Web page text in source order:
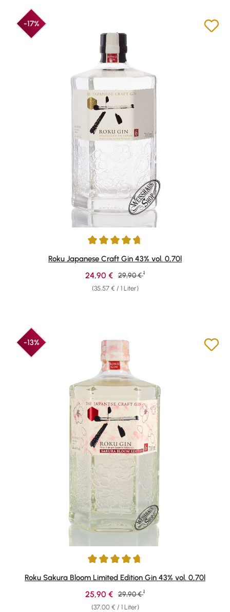
-17%
Durchschnittliche Bewertung von 4.78 von 5 Sternen
Roku Japanese Craft Gin 43% vol. 0,70l
(35,57 € / 1 Liter)
Verkaufspreis:
24,90 € Regulärer Preis:
29,90 € 1
-13%
Durchschnittliche Bewertung von 4.73 von 5 Sternen
Roku Sakura Bloom Limited Edition Gin 43% vol. 0,70l
(37,00 € / 1 Liter)
Verkaufspreis:
25,90 € Regulärer Preis:
29,90 € 1